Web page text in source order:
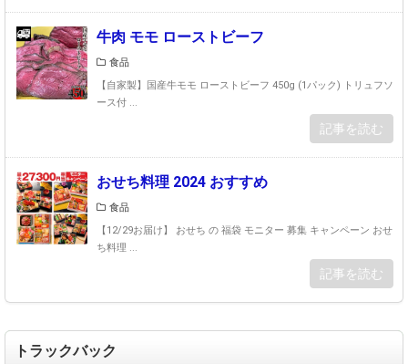
牛肉 モモ ローストビーフ
食品
【自家製】国産牛モモ ローストビーフ 450g (1パック) トリュフソ
ース付 ...
記事を読む
おせち料理 2024 おすすめ
食品
【12/29お届け】 おせち の 福袋 モニター 募集 キャンペーン おせ
ち料理 ...
記事を読む
トラックバック